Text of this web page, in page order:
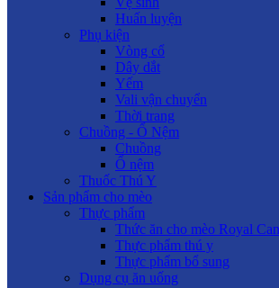
Huấn luyện
Phụ kiện
Vòng cổ
Dây dắt
Yếm
Vali vận chuyển
Thời trang
Chuồng - Ổ Nệm
Chuồng
Ổ nệm
Thuốc Thú Y
Sản phẩm cho mèo
Thực phẩm
Thức ăn cho mèo Royal
Thực phẩm thú y
Thực phẩm bổ sung
Dụng cụ ăn uống